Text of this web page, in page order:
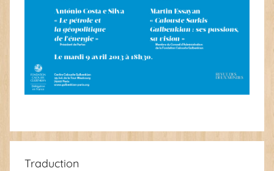
Traduction